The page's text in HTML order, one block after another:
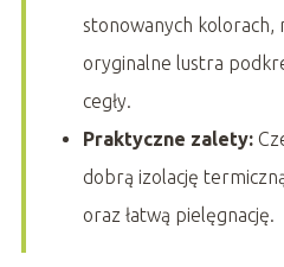
stonowanych kolorach,
oryginalne lustra
cegły.
Praktyczne zalety:
dobrą izolację
oraz łatwą pielęgnację.